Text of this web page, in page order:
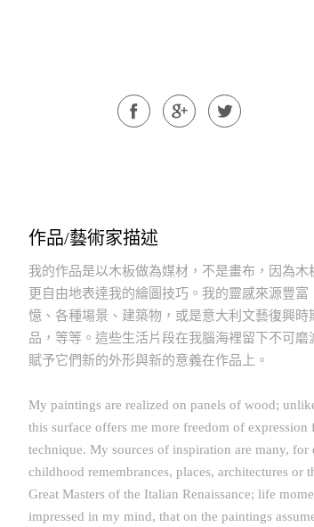
作品/藝術家描述
我的作品是以木板做為媒材，不是畫布，因為木
更自由地表達我的繪圖技巧。我的靈感來源豐富
憶、各種場景、建築物，或是意大利文藝復興時
品，等等。這些生活片段在我腦海裡留下不可磨
賦予它們新的外形與新的意義在作品上。
My paintings are realized on panels of wood;
this surface offers me more freedom of
technique. My sources of inspiration are many, for
childhood remembrances, places, architectures or
Great Masters of the Italian Renaissance; life
impressed in my mind, that on the paintings